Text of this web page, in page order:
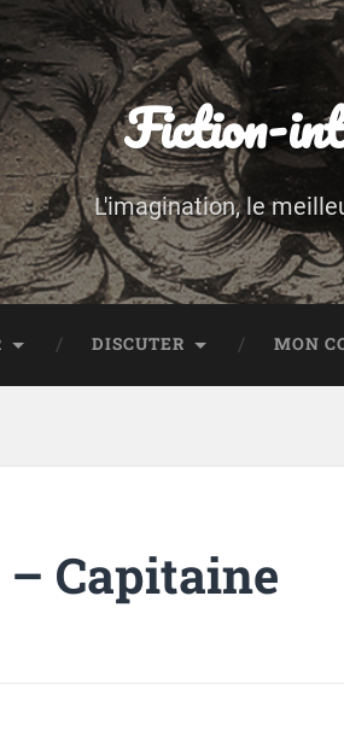
Fiction-
L'imagination, le
DISCUTER MON
Capitaine